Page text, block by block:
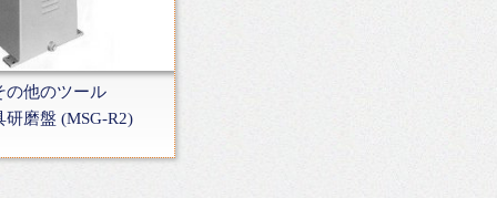
の他のツール
研磨盤 (MSG-R2)